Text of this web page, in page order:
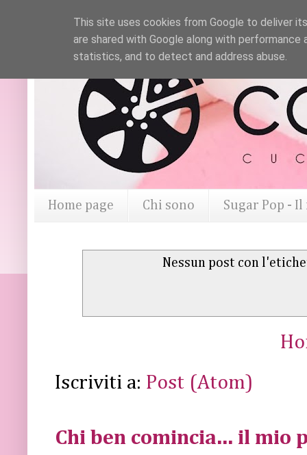
Home page Chi sono Sugar Pop -
Nessun post con
Iscriviti a: Post (Atom)
Chi ben comincia... il
This site uses cookies from Google to deliver
are shared with Google along with
statistics, and to detect and address abuse.